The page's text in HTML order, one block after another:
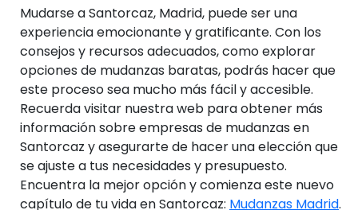
Mudarse a Santorcaz, Madrid, puede ser una
experiencia emocionante y gratificante. Con los
consejos y recursos adecuados, como explorar
opciones de mudanzas baratas, podrás hacer que
este proceso sea mucho más fácil y accesible.
Recuerda visitar nuestra web para obtener más
información sobre empresas de mudanzas en
Santorcaz y asegurarte de hacer una elección que
se ajuste a tus necesidades y presupuesto.
Encuentra la mejor opción y comienza este nuevo
capítulo de tu vida en Santorcaz: Mudanzas Madrid.